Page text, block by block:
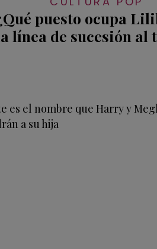
puesto ocupa
línea de sucesión al